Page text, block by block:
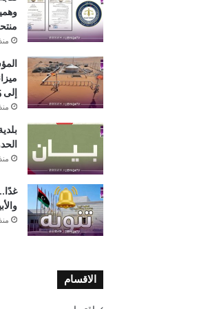
منذ 3
إلى 1.5 مليون برميل يوميًا
منذ 4
منذ 4
منذ 4
الاقسام